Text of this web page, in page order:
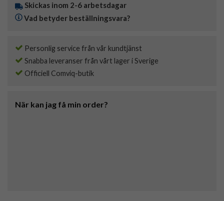
Skickas inom 2-6 arbetsdagar
Vad betyder beställningsvara?
Personlig service från vår kundtjänst
Snabba leveranser från vårt lager i Sverige
Officiell Comviq-butik
När kan jag få min order?